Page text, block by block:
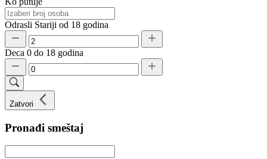
Odrasli Stariji od 18 godina
Deca 0 do 18 godina
Zatvori
Pronađi smeštaj